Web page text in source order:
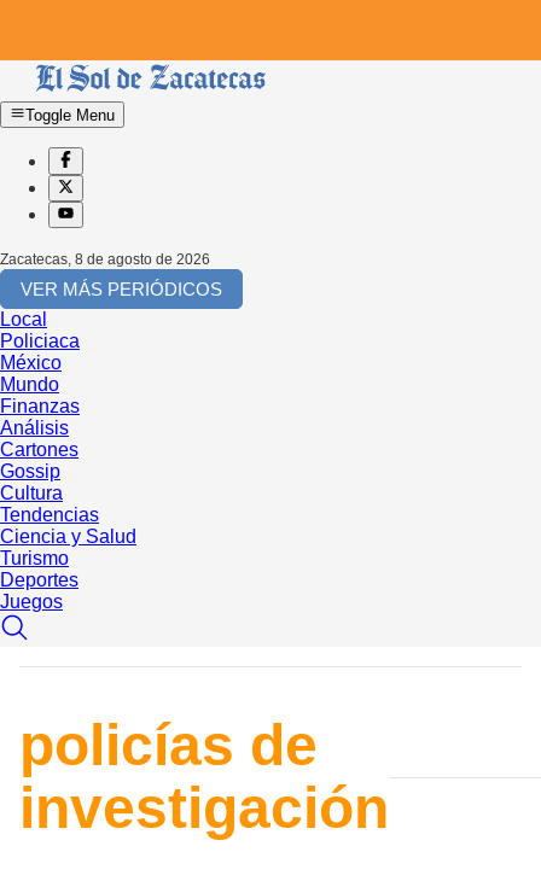
Toggle Menu
Zacatecas, 8 de agosto de 2026
VER MÁS PERIÓDICOS
Local
Policiaca
México
Mundo
Finanzas
Análisis
Cartones
Gossip
Cultura
Tendencias
Ciencia y Salud
Turismo
Deportes
Juegos
policías de
investigación